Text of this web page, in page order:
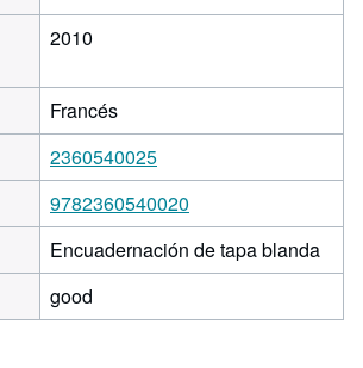
2010
Francés
2360540025
9782360540020
Encuadernación de tapa blanda
good